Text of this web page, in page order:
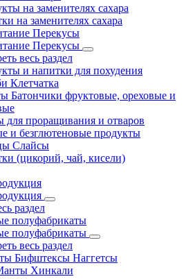
на заменителях сахара
на заменителях сахара
Перекусы
Перекусы
весь раздел
и напитки для похудения
Клетчатка
Батончики фруктовые, ореховые и
для проращивания и отваров
и безглютеновые продукты
Слайсы
(цикорий, чай, кисели)
раздел
полуфабрикаты
полуфабрикаты
весь раздел
Бифштексы Наггетсы
Хинкали